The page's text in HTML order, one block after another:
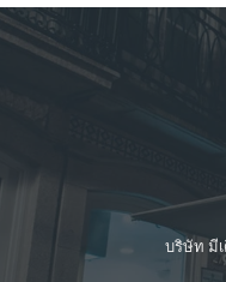
บริษัท มีเ